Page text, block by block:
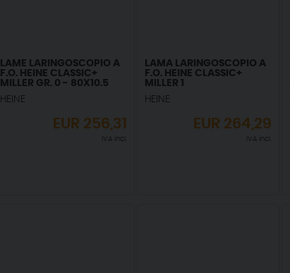
LAME LARINGOSCOPIO A
F.O. HEINE CLASSIC+
MILLER GR. 0 - 80X10.5
MM
HEINE
EUR 256,31
IVA incl.
LAMA LARINGOSCOPIO A
F.O. HEINE CLASSIC+
MILLER 1
HEINE
EUR 264,29
IVA incl.